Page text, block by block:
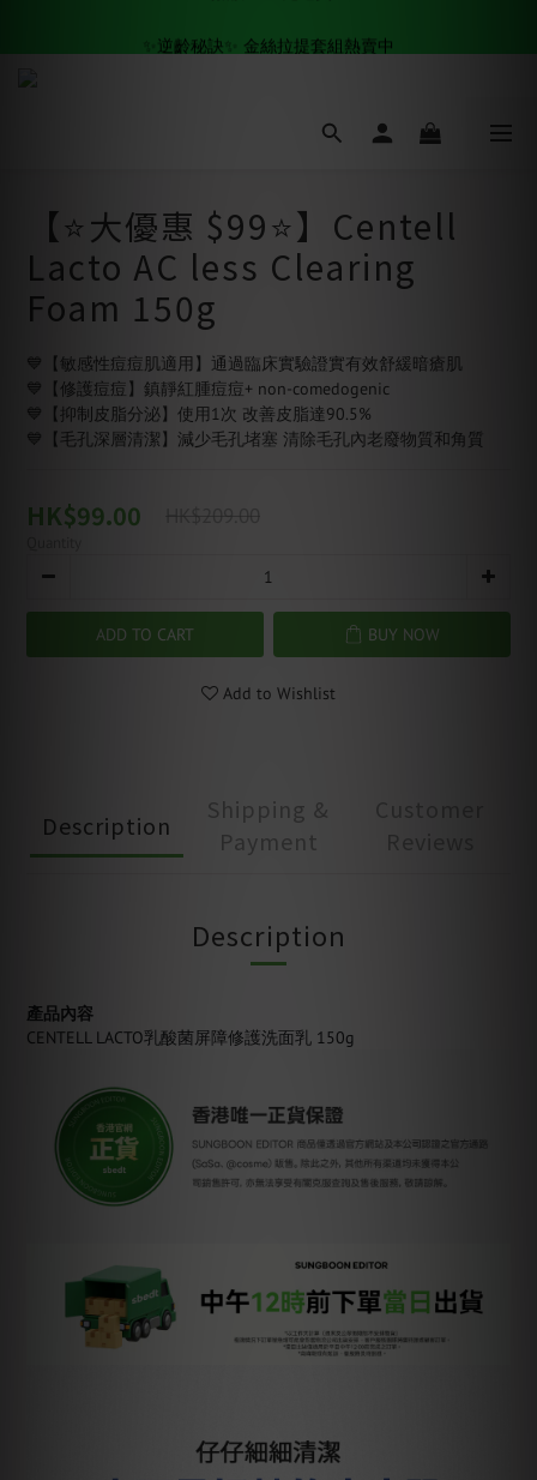
✨逆齡秘訣✨ 金絲拉提套組熱賣中
【⭐️大優惠 $99⭐️】Centell
Lacto AC less Clearing
Foam 150g
💙【敏感性痘痘肌適用】通過臨床實驗證實有效舒緩暗瘡肌
💙【修護痘痘】鎮靜紅腫痘痘+ non-comedogenic
💙【抑制皮脂分泌】使用1次 改善皮脂達90.5%
💙【毛孔深層清潔】減少毛孔堵塞 清除毛孔內老廢物質和角質
HK$99.00 HK$209.00
ADD TO CART BUY NOW
Add to Wishlist
Description
Shipping &
Payment
Description
產品內容
CENTELL LACTO乳酸菌屏障修護洗面乳 150g